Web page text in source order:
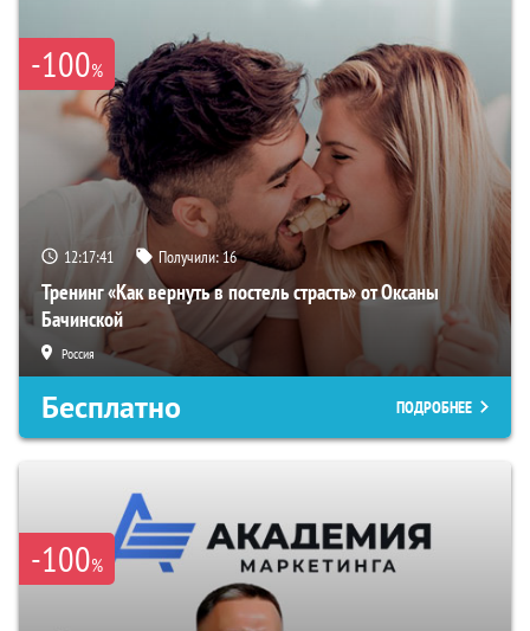
-100%
12:17:40 Получили:16
Тренинг «Как вернуть в постель страсть» от Оксаны
Бачинской
Россия
Бесплатно ПОДРОБНЕЕ
-100%